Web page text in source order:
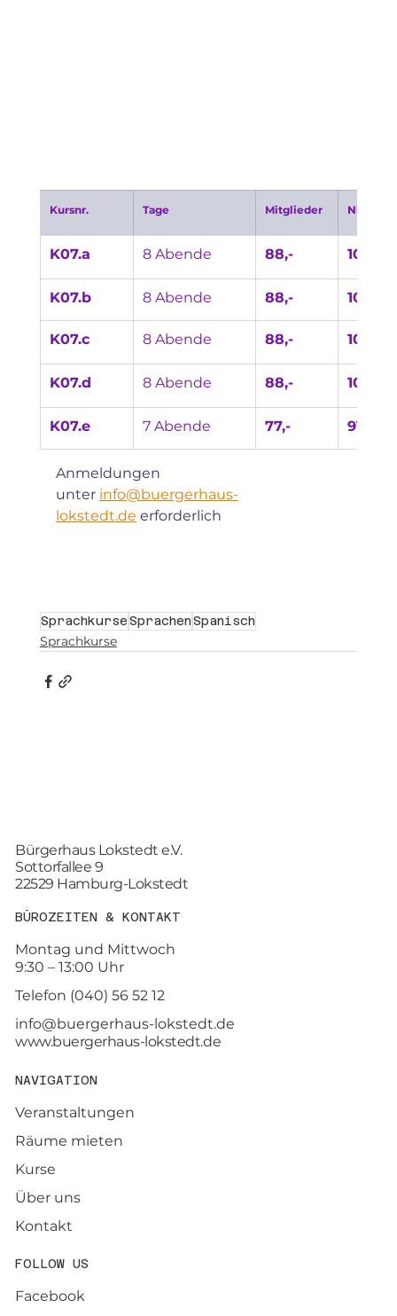
Kursnr. Tage Mitglieder Nicht-
K07.a 8 Abende 88,- 104,-
K07.b 8 Abende 88,- 104,-
K07.c 8 Abende 88,- 104,-
K07.d 8 Abende 88,- 104,-
K07.e 7 Abende 77,- 91,-
Anmeldungen
unter info@buergerhaus-
lokstedt.de erforderlich
SprachkurseSprachenSpanisch
Sprachkurse
Bürgerhaus Lokstedt e.V.
Sottorfallee 9
22529 Hamburg-Lokstedt
BÜROZEITEN & KONTAKT
Montag und Mittwoch
9:30 – 13:00 Uhr
Telefon (040) 56 52 12
info@buergerhaus-lokstedt.de
www.buergerhaus-lokstedt.de
NAVIGATION
Veranstaltungen
Räume mieten
Kurse
Über uns
Kontakt
FOLLOW US
Facebook